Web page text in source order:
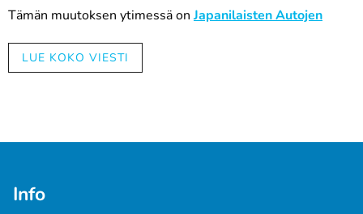
Tämän muutoksen ytimessä onJapanilaisten Autojen
kynnyksen yhteisö kaikille japanilaisten autojen ystäville –
merkistä riippumatta. Ja nyt yhteistyö Automaalit.netin
prosentista 10 prosenttiin.
LUE KOKO VIESTI
Info